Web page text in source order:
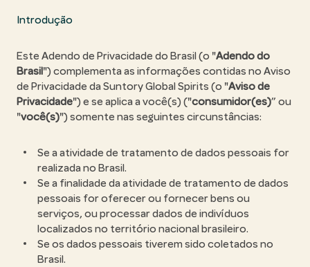
Introdução
Este Adendo de Privacidade do Brasil (o "Adendo do
Brasil") complementa as informações contidas no Aviso
de Privacidade da Suntory Global Spirits (o "Aviso de
Privacidade") e se aplica a você(s) ("consumidor(es)” ou
"você(s)") somente nas seguintes circunstâncias:
Se a atividade de tratamento de dados pessoais for
realizada no Brasil.
Se a finalidade da atividade de tratamento de dados
pessoais for oferecer ou fornecer bens ou
serviços, ou processar dados de indivíduos
localizados no território nacional brasileiro.
Se os dados pessoais tiverem sido coletados no
Brasil.